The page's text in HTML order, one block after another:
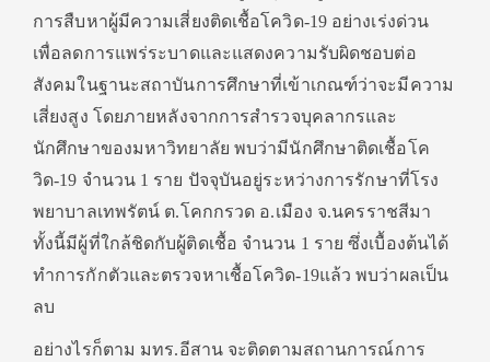
การสืบหาผู้มีความเสี่ยงติดเชื้อโควิด-19 อย่างเร่งด่วน
เพื่อลดการแพร่ระบาดและแสดงความรับผิดชอบต่อ
สังคมในฐานะสถาบันการศึกษาที่เข้าเกณฑ์ว่าจะมีความ
เสี่ยงสูง โดยภายหลังจากการสำรวจบุคลากรและ
นักศึกษาของมหาวิทยาลัย พบว่ามีนักศึกษาติดเชื้อโค
วิด-19 จำนวน 1 ราย ปัจจุบันอยู่ระหว่างการรักษาที่โรง
พยาบาลเทพรัตน์ ต.โคกกรวด อ.เมือง จ.นครราชสีมา
ทั้งนี้มีผู้ที่ใกล้ชิดกับผู้ติดเชื้อ จำนวน 1 ราย ซึ่งเบื้องต้นได้
ทำการกักตัวและตรวจหาเชื้อโควิด-19แล้ว พบว่าผลเป็น
ลบ
อย่างไรก็ตาม มทร.อีสาน จะติดตามสถานการณ์การ